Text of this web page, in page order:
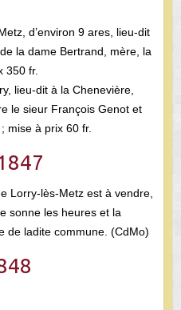
d’environ 9 ares, lieu-dit
la dame Bertrand, mère, la
350 fr.
lieu-dit à la Chenevière,
le sieur François Genot et
mise à prix 60 fr.
Lorry-lès-Metz est à vendre,
sonne les heures et la
de ladite commune. (CdMo)